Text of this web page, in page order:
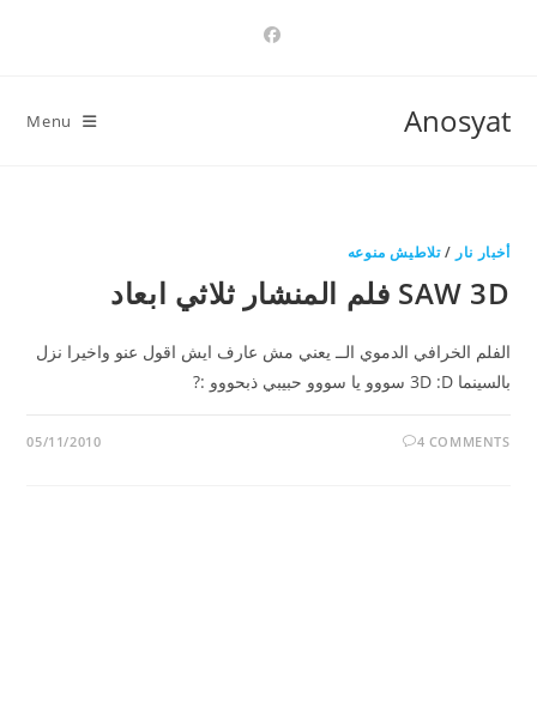
Anosyat
Menu
أخبار نار /تلاطيش منوعه
SAW 3D فلم المنشار ثلاثي ابعاد
الفلم الخرافي الدموي الــ يعني مش عارف ايش اقول عنو واخيرا نزل
بالسينما 3D :D سووو يا سووو حبيبي ذبحووو :?
4 COMMENTS
05/11/2010